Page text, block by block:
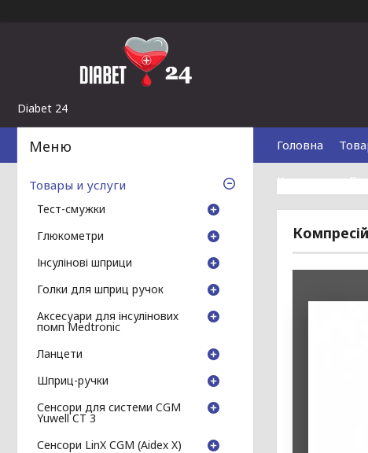
Diabet 24
Головна
Контакти
Товары и услуги
Тест-смужки
Глюкометри
Інсулінові шприци
Голки для шприц ручок
Аксесуари для інсулінових
помп Medtronic
Ланцети
Шприц-ручки
Сенсори для системи CGM
Yuwell CT 3
Сенсори LinX CGM (Aidex X)